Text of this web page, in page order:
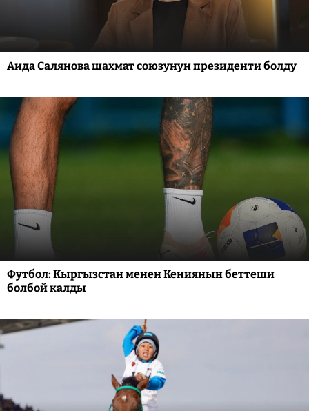
Аида Салянова шахмат союзунун президенти болду
Футбол: Кыргызстан менен Кениянын беттеши
болбой калды